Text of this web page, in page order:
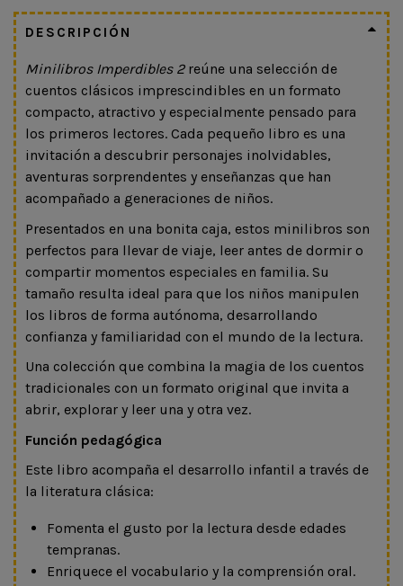
DESCRIPCIÓN
Minilibros Imperdibles 2reúne una selección de
cuentos clásicos imprescindibles en un formato
compacto, atractivo y especialmente pensado para
los primeros lectores. Cada pequeño libro es una
invitación a descubrir personajes inolvidables,
aventuras sorprendentes y enseñanzas que han
acompañado a generaciones de niños.
Presentados en una bonita caja, estos minilibros son
perfectos para llevar de viaje, leer antes de dormir o
compartir momentos especiales en familia. Su
tamaño resulta ideal para que los niños manipulen
los libros de forma autónoma, desarrollando
confianza y familiaridad con el mundo de la lectura.
Una colección que combina la magia de los cuentos
tradicionales con un formato original que invita a
abrir, explorar y leer una y otra vez.
Función pedagógica
Este libro acompaña el desarrollo infantil a través de
la literatura clásica:
Fomenta el gusto por la lectura desde edades
tempranas.
Enriquece el vocabulario y la comprensión oral.